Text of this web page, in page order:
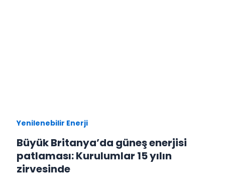
Yenilenebilir Enerji
Büyük Britanya’da güneş enerjisi
patlaması: Kurulumlar 15 yılın
zirvesinde